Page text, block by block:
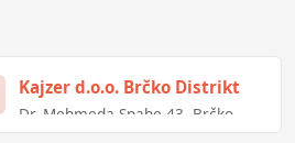
Kajzer d.o.o. Brčko Distrikt
Dr. Mehmeda Spahe 43, Brčko